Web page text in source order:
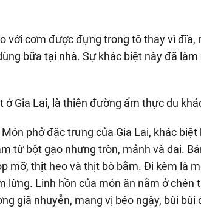
với cơm được đựng trong tô thay vì đĩa,
bữa tại nhà. Sự khác biệt này đã
phở đặc trưng của Gia Lai, khác
từ bột gạo nhưng tròn, mảnh và dai.
mỡ, thịt heo và thịt bò bằm. Đi kèm là
lừng. Linh hồn của món ăn nằm ở chén
giã nhuyễn, mang vị béo ngậy, bùi bùi